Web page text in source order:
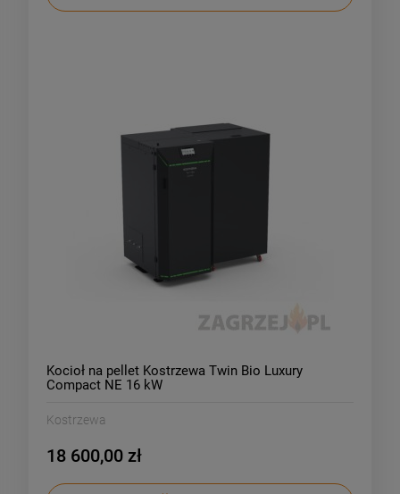
Kocioł na pellet Kostrzewa Twin Bio Luxury
Compact NE 16 kW
Kostrzewa
18 600,00 zł